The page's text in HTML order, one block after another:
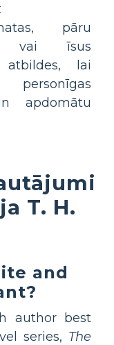
pāru
vai īsus
atbildes, lai
personīgas
apdomātu
T. H.
and
author best
series, The